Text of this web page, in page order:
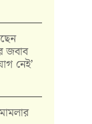
জবাব
নেই’